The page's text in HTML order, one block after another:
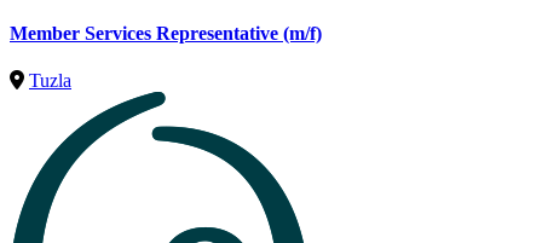
Member Services Representative (m/f)
Tuzla